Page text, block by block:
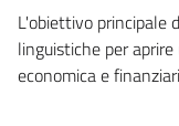
L'obiettivo principale
linguistiche per
economica e